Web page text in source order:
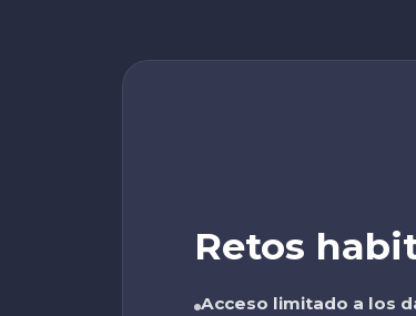
Retos
Acceso limitado a los